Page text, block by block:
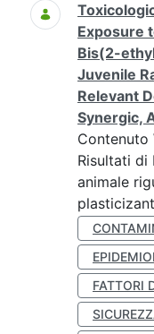
Exposure
Bis(2-
Juvenile
Relevant
Synergic,
Contenuto
Risultati di
animale
FATTORI